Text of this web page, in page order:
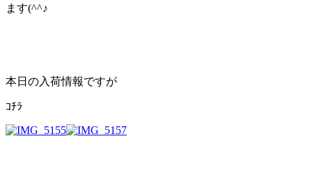
ます(^^♪
本日の入荷情報ですが
ｺﾁﾗ